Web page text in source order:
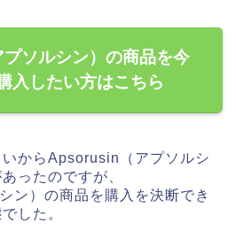
ソルシン）の商品を今
入したい方はこちら
からApsorusin（アプソルシ
ったのですが、
ン）の商品を購入を決断でき
した。